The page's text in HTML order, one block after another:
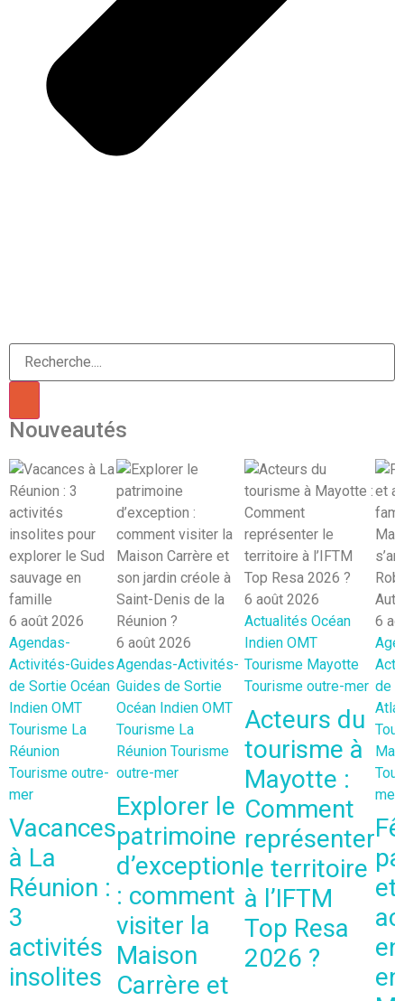
Nouveautés
6 août 2026
Agendas-
Activités-Guides
de Sortie Océan
Indien OMT
Tourisme La
Réunion
Tourisme outre-
mer
Vacances
à La
Réunion :
3
activités
insolites
6 août 2026
Agendas-Activités-
Guides de Sortie
Océan Indien OMT
Tourisme La
Réunion Tourisme
outre-mer
Explorer le
patrimoine
d’exception
: comment
visiter la
Maison
Carrère et
6 août 2026
Actualités Océan
Indien OMT
Tourisme Mayotte
Tourisme outre-mer
Acteurs du
tourisme à
Mayotte :
Comment
représenter
le territoire
à l’IFTM
Top Resa
2026 ?
6
de
mer
et
en